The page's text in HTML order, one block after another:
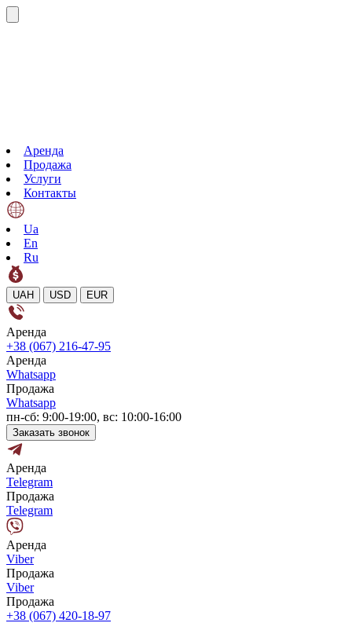
Аренда
Продажа
Услуги
Контакты
Ua
En
Ru
UAH USD EUR
Аренда
+38 (067) 216-47-95
Аренда
Whatsapp
Продажа
Whatsapp
пн-сб: 9:00-19:00, вс: 10:00-16:00
Заказать звонок
Аренда
Telegram
Продажа
Telegram
Аренда
Viber
Продажа
Viber
Продажа
+38 (067) 420-18-97